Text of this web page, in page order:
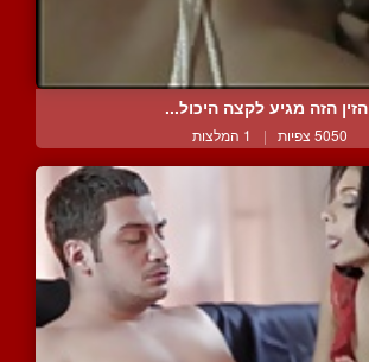
הזין הזה מגיע לקצה היכול...
5050 צפיות | 1 המלצות